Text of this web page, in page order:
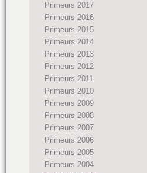
Primeurs 2017
Primeurs 2016
Primeurs 2015
Primeurs 2014
Primeurs 2013
Primeurs 2012
Primeurs 2011
Primeurs 2010
Primeurs 2009
Primeurs 2008
Primeurs 2007
Primeurs 2006
Primeurs 2005
Primeurs 2004